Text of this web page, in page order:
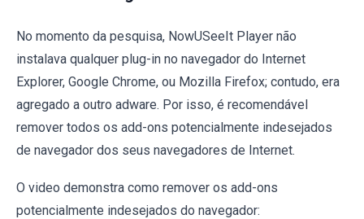
No momento da pesquisa, NowUSeeIt Player não
instalava qualquer plug-in no navegador do Internet
Explorer, Google Chrome, ou Mozilla Firefox; contudo, era
agregado a outro adware. Por isso, é recomendável
remover todos os add-ons potencialmente indesejados
de navegador dos seus navegadores de Internet.
O video demonstra como remover os add-ons
potencialmente indesejados do navegador: